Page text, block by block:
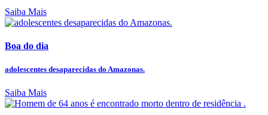
Saiba Mais
Boa do dia
adolescentes desaparecidas do Amazonas.
Saiba Mais